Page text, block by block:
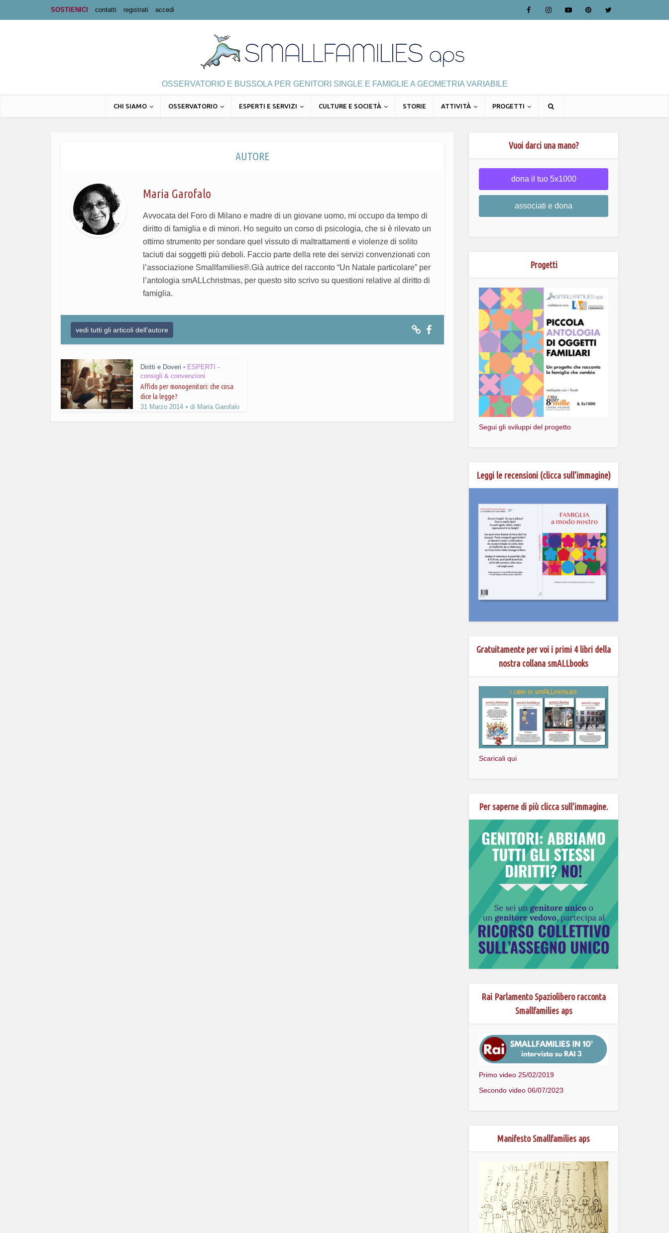
SOSTIENICI contatti registrati accedi
OSSERVATORIO E BUSSOLA PER GENITORI SINGLE E FAMIGLIE A GEOMETRIA VARIABILE
CHI SIAMO OSSERVATORIO ESPERTI E SERVIZI CULTURE E SOCIETÀ STORIE ATTIVITÀ PROGETTI
AUTORE
Maria Garofalo
Avvocata del Foro di Milano e madre di un giovane uomo, mi occupo da tempo di
diritto di famiglia e di minori. Ho seguito un corso di psicologia, che si è rilevato un
ottimo strumento per sondare quel vissuto di maltrattamenti e violenze di solito
taciuti dai soggetti più deboli. Faccio parte della rete dei servizi convenzionati con
l’associazione Smallfamilies®.Già autrice del racconto “Un Natale particolare” per
l’antologia smALLchristmas, per questo sito scrivo su questioni relative al diritto di
famiglia.
vedi tutti gli articoli dell'autore
Diritti e Doveri • ESPERTI -
consigli & convenzioni
Affido per monogenitori: che cosa
dice la legge?
31 Marzo 2014 di Maria Garofalo
Vuoi darci una mano?
dona il tuo 5x1000
associati e dona
Progetti
Segui gli sviluppi del progetto
Leggi le recensioni (clicca sull’immagine)
Gratuitamente per voi i primi 4 libri della
nostra collana smALLbooks
Scaricali qui
Per saperne di più clicca sull’immagine.
Rai Parlamento Spaziolibero racconta
Smallfamilies aps
Primo video 25/02/2019
Secondo video 06/07/2023
Manifesto Smallfamilies aps